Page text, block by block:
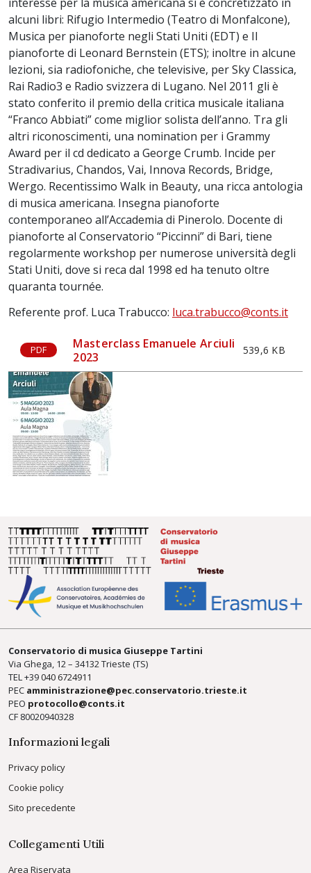
alcuni libri: Rifugio Intermedio (Teatro di Monfalcone),
Musica per pianoforte negli Stati Uniti (EDT) e Il
pianoforte di Leonard Bernstein (ETS); inoltre in alcune
lezioni, sia radiofoniche, che televisive, per Sky Classica,
Rai Radio3 e Radio svizzera di Lugano. Nel 2011 gli è
stato conferito il premio della critica musicale italiana
“Franco Abbiati” come miglior solista dell’anno. Tra gli
altri riconoscimenti, una nomination per i Grammy
Award per il cd dedicato a George Crumb. Incide per
Stradivarius, Chandos, Vai, Innova Records, Bridge,
Wergo. Recentissimo Walk in Beauty, una ricca antologia
di musica americana. Insegna pianoforte
contemporaneo all’Accademia di Pinerolo. Docente di
pianoforte al Conservatorio “Piccinni” di Bari, tiene
regolarmente workshop per numerose università degli
Stati Uniti, dove si reca dal 1998 ed ha tenuto oltre
quaranta tournée.
Referente prof. Luca Trabucco: luca.trabucco@conts.it
PDF
Masterclass Emanuele Arciuli
2023
539,6 KB
Conservatorio di musica Giuseppe Tartini
Via Ghega, 12 – 34132 Trieste (TS)
TEL +39040 6724911
PEC amministrazione@pec.conservatorio.trieste.it
PEO protocollo@conts.it
CF 80020940328
Informazioni legali
Privacy policy
Cookie policy
Sito precedente
Collegamenti Utili
Area Riservata